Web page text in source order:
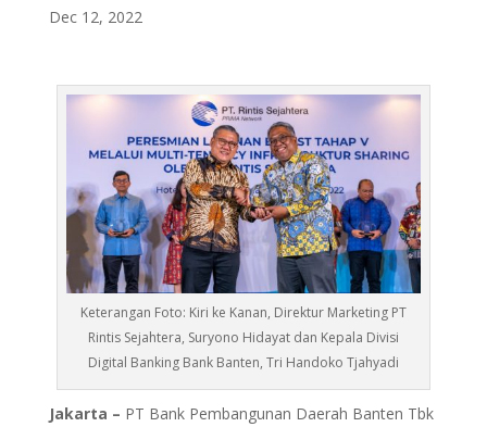
Dec 12, 2022
Keterangan Foto: Kiri ke Kanan, Direktur Marketing PT
Rintis Sejahtera, Suryono Hidayat dan Kepala Divisi
Digital Banking Bank Banten, Tri Handoko Tjahyadi
Jakarta – PT Bank Pembangunan Daerah Banten Tbk